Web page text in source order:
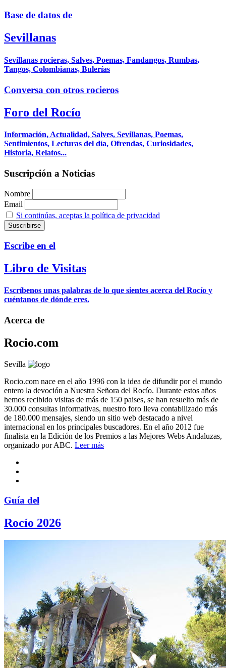
Base de datos de
Sevillanas
Sevillanas rocieras, Salves, Poemas, Fandangos, Rumbas,
Tangos, Colombianas, Bulerías
Conversa con otros rocieros
Foro del Rocío
Información, Actualidad, Salves, Sevillanas, Poemas,
Sentimientos, Lecturas del día, Ofrendas, Curiosidades,
Historia, Relatos...
Suscripción a Noticias
Nombre
Email
Si continúas, aceptas la política de privacidad
Escribe en el
Libro de Visitas
Escríbenos unas palabras de lo que sientes acerca del Rocío y
cuéntanos de dónde eres.
Acerca de
Rocio.com
Sevilla
Rocio.com nace en el año 1996 con la idea de difundir por el mundo
entero la devoción a Nuestra Señora del Rocío. Durante estos años
hemos recibido visitas de más de 150 paises, se han resuelto más de
30.000 consultas informativas, nuestro foro lleva contabilizado más
de 180.000 mensajes, siendo un sitio web destacado a nivel
internacional en los principales buscadores. En el año 2012 fue
finalista en la Edición de los Premios a las Mejores Webs Andaluzas,
organizado por ABC. Leer más
Guía del
Rocío 2026